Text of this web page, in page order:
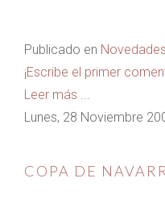
Publicado en Novedades
¡Escribe el primer
Leer más ...
Lunes, 28 Noviembre
COPA DE